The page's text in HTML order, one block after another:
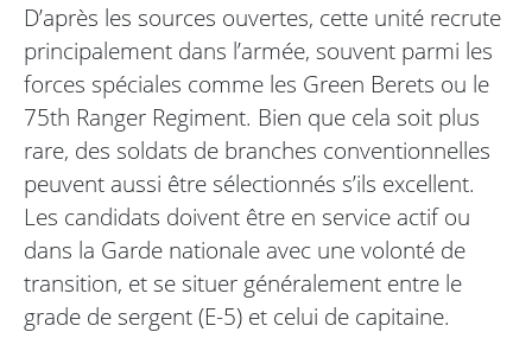
D’après les sources ouvertes, cette unité recrute
principalement dans l’armée, souvent parmi les
forces spéciales comme les Green Berets ou le
75th Ranger Regiment. Bien que cela soit plus
rare, des soldats de branches conventionnelles
peuvent aussi être sélectionnés s’ils excellent.
Les candidats doivent être en service actif ou
dans la Garde nationale avec une volonté de
transition, et se situer généralement entre le
grade de sergent (E-5) et celui de capitaine.